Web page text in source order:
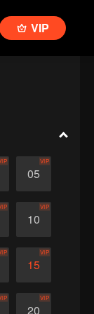
VIP
05
VIP
10
VIP
15
VIP
20
VIP